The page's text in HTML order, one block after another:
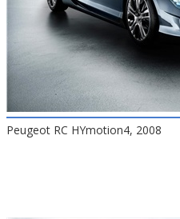
Peugeot RC HYmotion4, 2008